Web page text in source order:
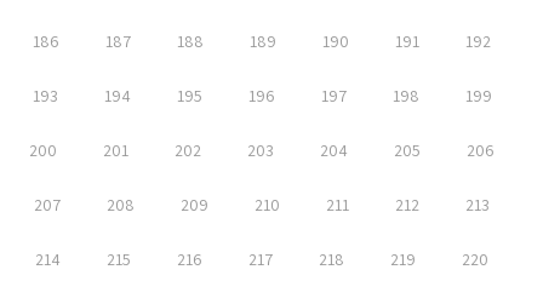
186 187 188 189 190 191 192
193 194 195 196 197 198 199
200 201 202 203 204 205 206
207 208 209 210 211 212 213
214 215 216 217 218 219 220